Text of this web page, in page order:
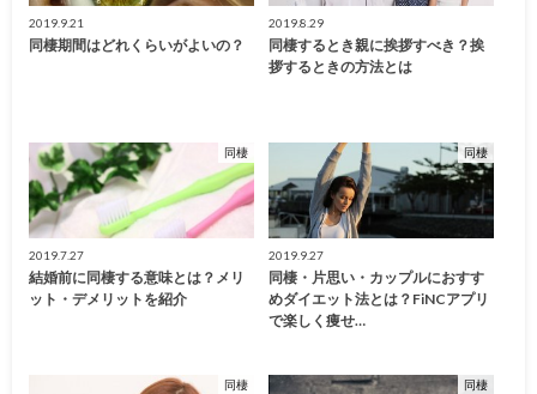
2019.9.21
同棲期間はどれくらいがよいの？
2019.8.29
同棲するとき親に挨拶すべき？挨
拶するときの方法とは
同棲
2019.7.27
結婚前に同棲する意味とは？メリ
ット・デメリットを紹介
同棲
2019.9.27
同棲・片思い・カップルにおすす
めダイエット法とは？FiNCアプリ
で楽しく痩せ…
同棲 同棲